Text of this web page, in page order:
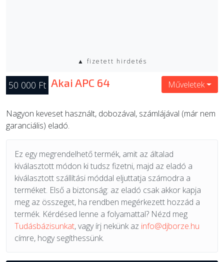
▲ fizetett hirdetés
50 000 Ft Akai APC 64 Műveletek
Nagyon keveset használt, dobozával, számlájával (már nem
garanciális) eladó.
Ez egy megrendelhető termék, amit az általad
kiválasztott módon ki tudsz fizetni, majd az eladó a
kiválasztott szállítási móddal eljuttatja számodra a
terméket. Első a biztonság: az eladó csak akkor kapja
meg az összeget, ha rendben megérkezett hozzád a
termék. Kérdésed lenne a folyamattal? Nézd meg
Tudásbázisunkat, vagy írj nekünk az info@djborze.hu
címre, hogy segíthessünk.